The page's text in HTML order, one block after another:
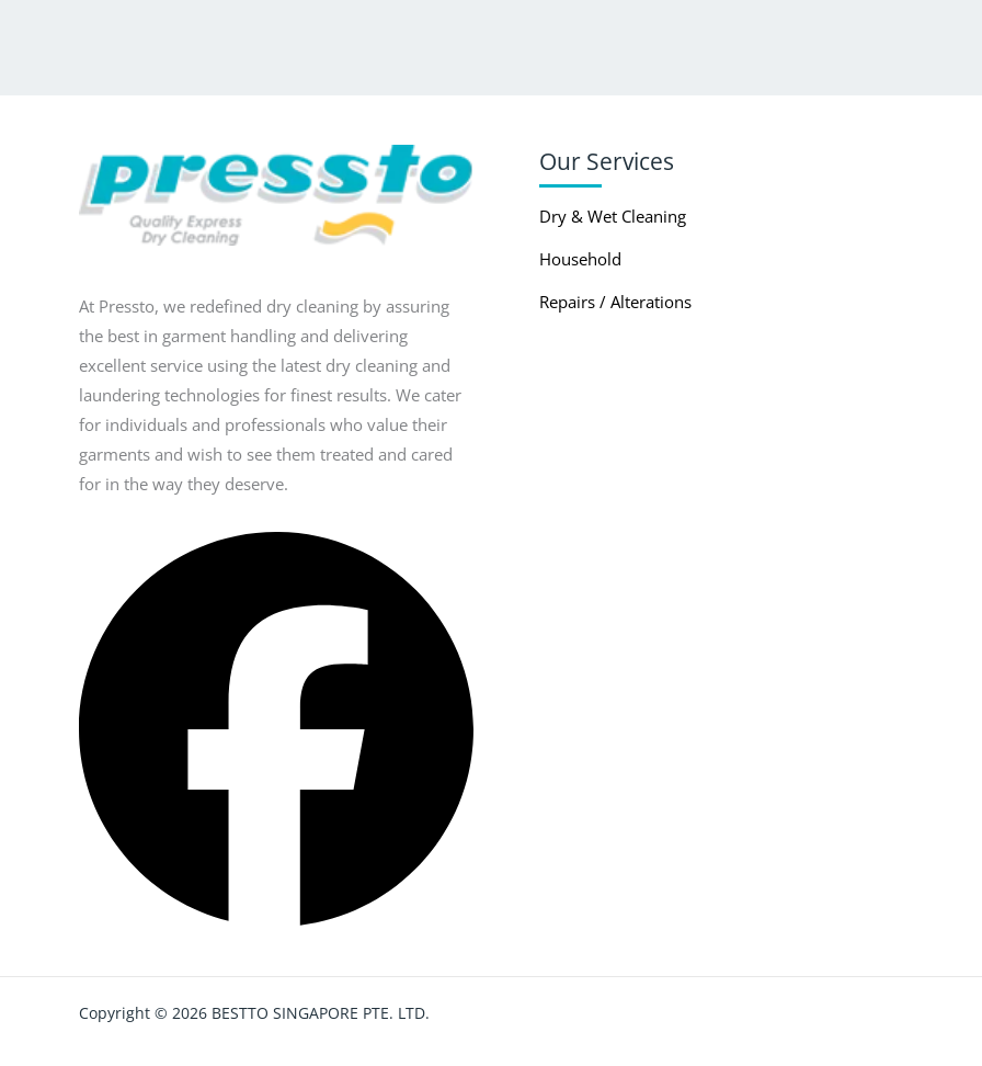
At Pressto, we redefined dry cleaning by assuring
the best in garment handling and delivering
excellent service using the latest dry cleaning and
laundering technologies for finest results. We cater
for individuals and professionals who value their
garments and wish to see them treated and cared
for in the way they deserve.
Our Services
Dry & Wet Cleaning
Household
Repairs / Alterations
Copyright © 2026 BESTTO SINGAPORE PTE. LTD.